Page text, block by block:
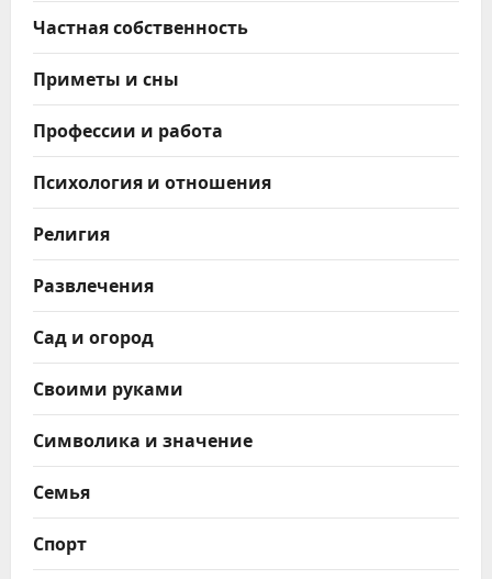
Частная собственность
Приметы и сны
Профессии и работа
Психология и отношения
Религия
Развлечения
Сад и огород
Своими руками
Символика и значение
Семья
Спорт